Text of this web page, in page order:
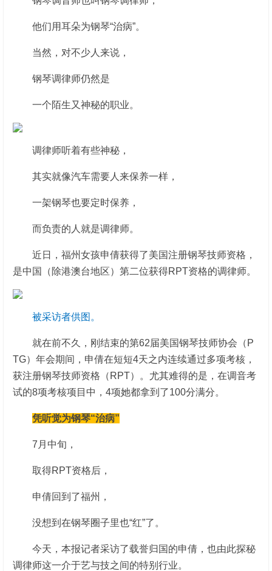
他们用耳朵为钢琴“治病”。
当然，对不少人来说，
钢琴调律师仍然是
一个陌生又神秘的职业。
调律师听着有些神秘，
其实就像汽车需要人来保养一样，
一架钢琴也要定时保养，
而负责的人就是调律师。
近日，福州女孩申倩获得了美国注册钢琴技师资格，
是中国（除港澳台地区）第二位获得RPT资格的调律师。
被采访者供图。
就在前不久，刚结束的第62届美国钢琴技师协会（P
TG）年会期间，申倩在短短4天之内连续通过多项考核，
获注册钢琴技师资格（RPT）。尤其难得的是，在调音考
试的8项考核项目中，4项她都拿到了100分满分。
凭听觉为钢琴“治病”
7月中旬，
取得RPT资格后，
申倩回到了福州，
没想到在钢琴圈子里也“红”了。
今天，本报记者采访了载誉归国的申倩，也由此探秘
调律师这一介于艺与技之间的特别行业。